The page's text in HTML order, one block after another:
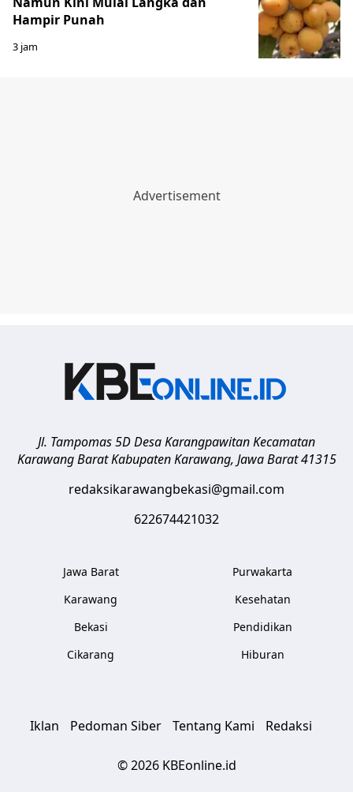
Hampir Punah
3 jam
Jl. Tampomas 5D Desa Karangpawitan Kecamatan
Karawang Barat Kabupaten Karawang, Jawa Barat 41315
redaksikarawangbekasi@gmail.com
622674421032
Jawa Barat
Karawang
Bekasi
Cikarang
Purwakarta
Kesehatan
Pendidikan
Hiburan
Iklan Pedoman Siber Tentang Kami Redaksi
© 2026 KBEonline.id